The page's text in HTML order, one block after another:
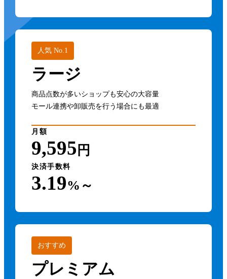
人気 No.1
ラージ
商品点数が多いショップも安心の大容量
モール連携や卸販売を行う場合にも最適
月額
9,595 円
決済手数料
3.19%～
おすすめ
プレミアム